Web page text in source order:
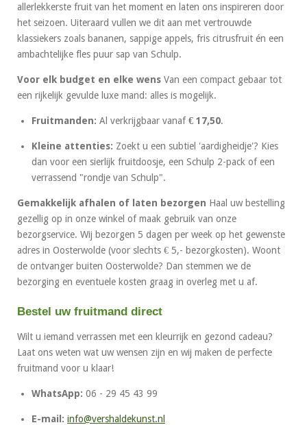
allerlekkerste fruit van het moment en laten ons inspireren door
het seizoen. Uiteraard vullen we dit aan met vertrouwde
klassiekers zoals bananen, sappige appels, fris citrusfruit én een
ambachtelijke fles puur sap van Schulp.
Voor elk budget en elke wens Van een compact gebaar tot
een rijkelijk gevulde luxe mand: alles is mogelijk.
Fruitmanden: Al verkrijgbaar vanaf€ 17,50.
Kleine attenties: Zoekt u een subtiel 'aardigheidje'? Kies
dan voor een sierlijk fruitdoosje, een Schulp 2-pack of een
verrassend "rondje van Schulp".
Gemakkelijk afhalen of laten bezorgen Haal uw bestelling
gezellig op in onze winkel of maak gebruik van onze
bezorgservice. Wij bezorgen 5 dagen per week op het gewenste
adres in Oosterwolde (voor slechts € 5,- bezorgkosten). Woont
de ontvanger buiten Oosterwolde? Dan stemmen we de
bezorging en eventuele kosten graag in overleg met u af.
Bestel uw fruitmand direct
Wilt u iemand verrassen met een kleurrijk en gezond cadeau?
Laat ons weten wat uw wensen zijn en wij maken de perfecte
fruitmand voor u klaar!
WhatsApp: 06 - 29 45 43 99
E-mail: info@vershaldekunst.nl